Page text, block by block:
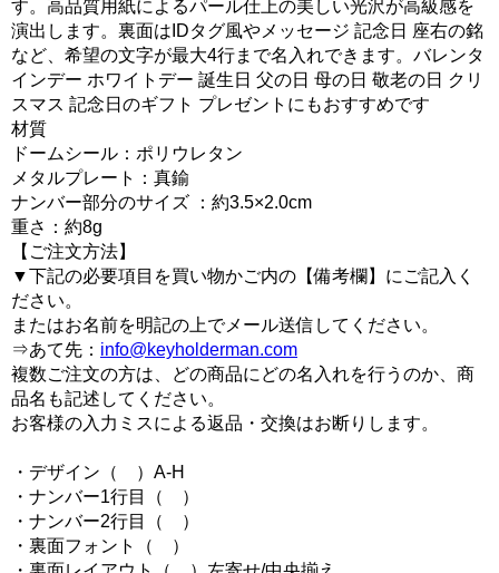
す。高品質用紙によるパール仕上の美しい光沢が高級感を
演出します。裏面はIDタグ風やメッセージ 記念日 座右の銘
など、希望の文字が最大4行まで名入れできます。バレンタ
インデー ホワイトデー 誕生日 父の日 母の日 敬老の日 クリ
スマス 記念日のギフト プレゼントにもおすすめです
材質
ドームシール：ポリウレタン
メタルプレート：真鍮
ナンバー部分のサイズ ：約3.5×2.0cm
重さ：約8g
【ご注文方法】
▼下記の必要項目を買い物かご内の【備考欄】にご記入く
ださい。
またはお名前を明記の上でメール送信してください。
⇒あて先： info@keyholderman.com
複数ご注文の方は、どの商品にどの名入れを行うのか、商
品名も記述してください。
お客様の入力ミスによる返品・交換はお断りします。
・デザイン（ ）A-H
・ナンバー1行目（ ）
・ナンバー2行目（ ）
・裏面フォント（ ）